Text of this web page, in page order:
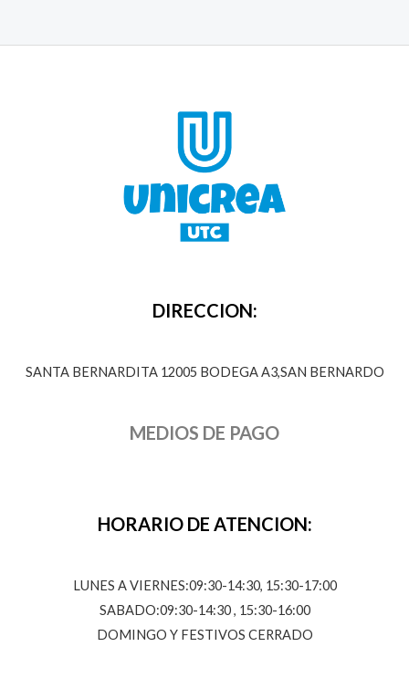
DIRECCION:
SANTA BERNARDITA 12005 BODEGA A3,SAN BERNARDO
MEDIOS DE PAGO
HORARIO DE ATENCION:
LUNES A VIERNES:09:30-14:30, 15:30-17:00
SABADO:09:30-14:30 , 15:30-16:00
DOMINGO Y FESTIVOS CERRADO